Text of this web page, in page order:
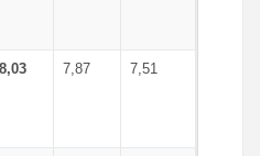
8,03 7,87 7,51